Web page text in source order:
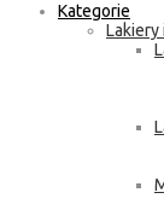
Kategorie
Lakiery